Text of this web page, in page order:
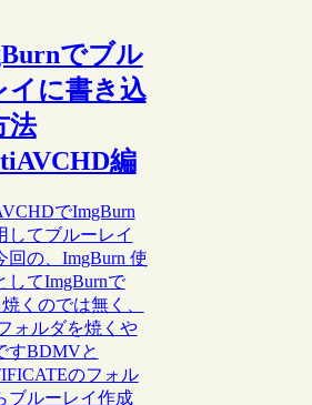
でブル
イに書き込
法
編
でImgBurn
してブルーレイ
回の、ImgBurn 使
してImgBurnで
くのでは無く、
ォルダを焼くや
すBDMVと
のフォル
ブルーレイ作成